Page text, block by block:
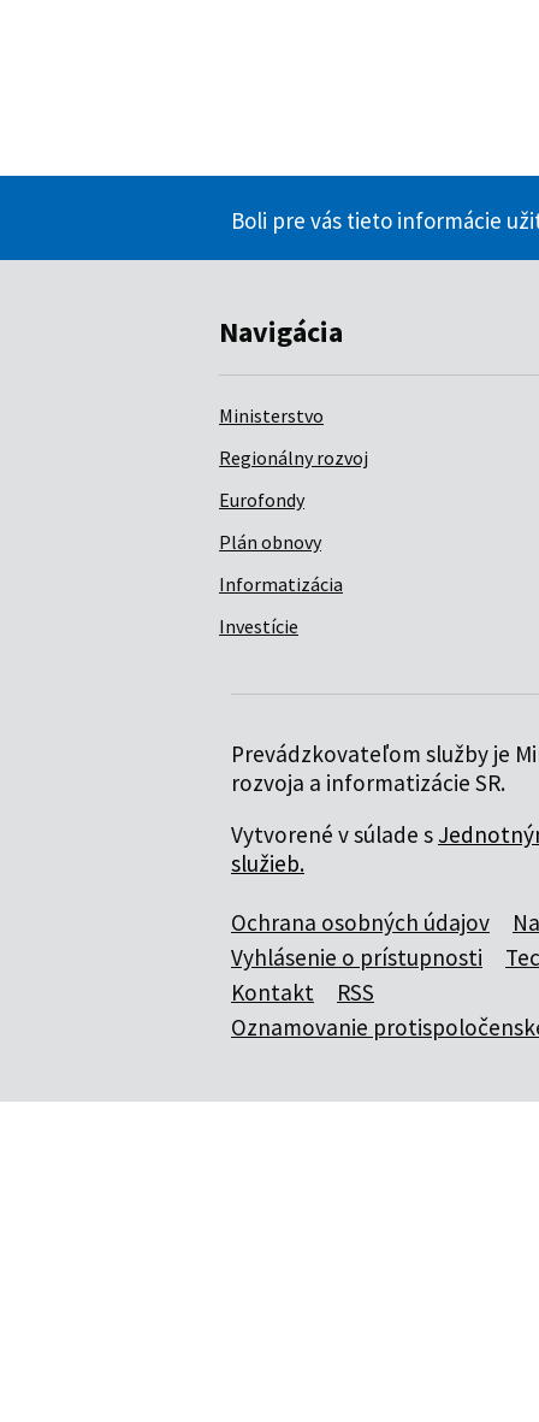
Boli pre vás tieto informácie
Navigácia
Ministerstvo
Regionálny rozvoj
Eurofondy
Plán obnovy
Informatizácia
Investície
Prevádzkovateľom služby je
rozvoja a informatizácie SR.
Vytvorené v súlade s
služieb.
Ochrana osobných údajov
Vyhlásenie o prístupnosti
Kontakt
RSS
Oznamovanie